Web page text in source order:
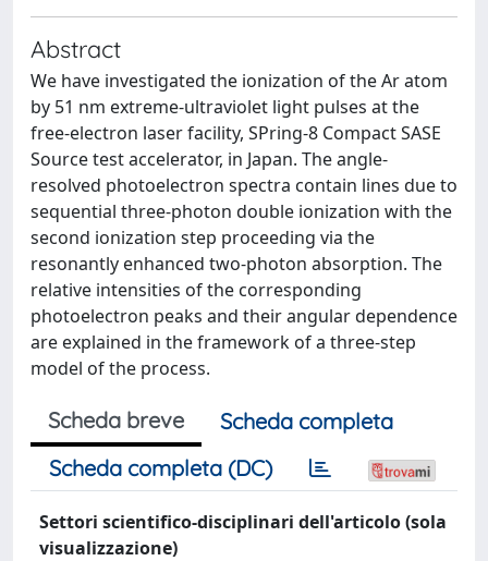
Abstract
We have investigated the ionization of the Ar atom
by 51 nm extreme-ultraviolet light pulses at the
free-electron laser facility, SPring-8 Compact SASE
Source test accelerator, in Japan. The angle-
resolved photoelectron spectra contain lines due to
sequential three-photon double ionization with the
second ionization step proceeding via the
resonantly enhanced two-photon absorption. The
relative intensities of the corresponding
photoelectron peaks and their angular dependence
are explained in the framework of a three-step
model of the process.
Scheda breve
Scheda completa
Scheda completa (DC)
Settori scientifico-disciplinari dell'articolo (sola
visualizzazione)